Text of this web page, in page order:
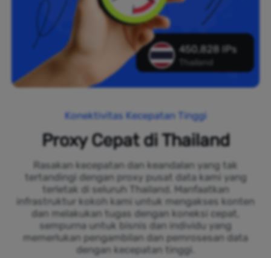
450,828 IPs
Thailand
Konektivitas Kecepatan Tinggi
Proxy Cepat di Thailand
Rasakan kecepatan dan keandalan yang tak
tertandingi dengan proxy pusat data kami yang
terletak di seluruh Thailand. Manfaatkan
infrastruktur kokoh kami untuk mengakses konten
dan melakukan tugas dengan koneksi cepat,
sempurna untuk bisnis dan individu yang
memerlukan pengambilan dan pemrosesan data
dengan kecepatan tinggi.